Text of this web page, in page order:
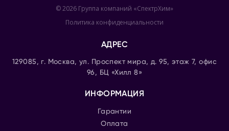
© 2026 Группа компаний «СпектрХим»
Политика конфиденциальности
АДРЕС
129085, г. Москва, ул. Проспект мира, д. 95, этаж 7, офис
96, БЦ «Хилл 8»
ИНФОРМАЦИЯ
Гарантии
Оплата